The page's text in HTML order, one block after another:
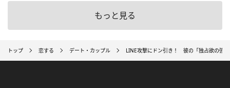
もっと見る
トップ 恋する デート・カップル LINE攻撃にドン引き！ 彼の「独占欲の強